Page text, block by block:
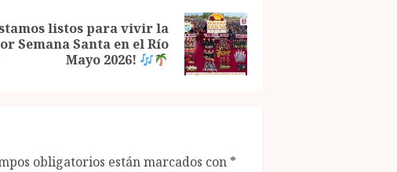
listos para vivir la
Semana Santa en el Río
Mayo 2026!
obligatorios están marcados con *